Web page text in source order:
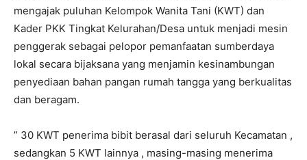
mengajak puluhan Kelompok Wanita Tani (KWT) dan
Kader PKK Tingkat Kelurahan/Desa untuk menjadi mesin
penggerak sebagai pelopor pemanfaatan sumberdaya
lokal secara bijaksana yang menjamin kesinambungan
penyediaan bahan pangan rumah tangga yang berkualitas
dan beragam.
” 30 KWT penerima bibit berasal dari seluruh Kecamatan ,
sedangkan 5 KWT lainnya , masing-masing menerima